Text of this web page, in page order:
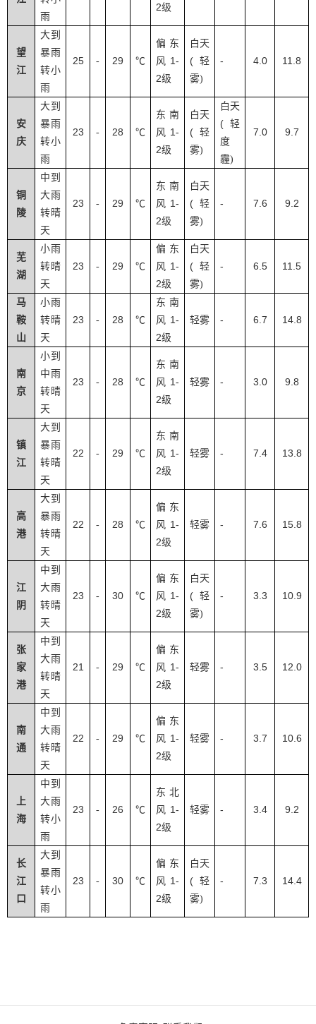
雨
2级
望
江
大到
暴雨
转小
雨
25 - 29 ℃
偏东
风 1-
2级
白天
( 轻
雾)
- 4.0 11.8
安
庆
大到
暴雨
转小
雨
23 - 28 ℃
东南
风 1-
2级
白天
( 轻
雾)
白天
( 轻
度
霾)
7.0 9.7
铜
陵
中到
大雨
转晴
天
23 - 29 ℃
东南
风 1-
2级
白天
( 轻
雾)
- 7.6 9.2
芜
湖
小雨
转晴
天
23 - 29 ℃
偏东
风 1-
2级
白天
( 轻
雾)
- 6.5 11.5
马
鞍
山
小雨
转晴
天
23 - 28 ℃
东南
风 1-
2级
轻雾 - 6.7 14.8
南
京
小到
中雨
转晴
天
23 - 28 ℃
东南
风 1-
2级
轻雾 - 3.0 9.8
镇
江
大到
暴雨
转晴
天
22 - 29 ℃
东南
风 1-
2级
轻雾 - 7.4 13.8
高
港
大到
暴雨
转晴
天
22 - 28 ℃
偏东
风 1-
2级
轻雾 - 7.6 15.8
江
阴
中到
大雨
转晴
天
23 - 30 ℃
偏东
风 1-
2级
白天
( 轻
雾)
- 3.3 10.9
张
家
港
中到
大雨
转晴
天
21 - 29 ℃
偏东
风 1-
2级
轻雾 - 3.5 12.0
南
通
中到
大雨
转晴
天
22 - 29 ℃
偏东
风 1-
2级
轻雾 - 3.7 10.6
上
海
中到
大雨
转小
雨
23 - 26 ℃
东北
风 1-
2级
轻雾 - 3.4 9.2
长
江
口
大到
暴雨
转小
雨
23 - 30 ℃
偏东
风 1-
2级
白天
( 轻
雾)
- 7.3 14.4